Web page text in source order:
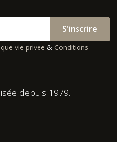
S'inscrire
vie privée & Conditions
depuis 1979.